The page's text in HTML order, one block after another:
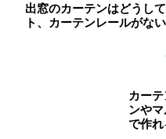
出窓のカーテンはどうし
ト、カーテンレールがな
カー
ンや
で作